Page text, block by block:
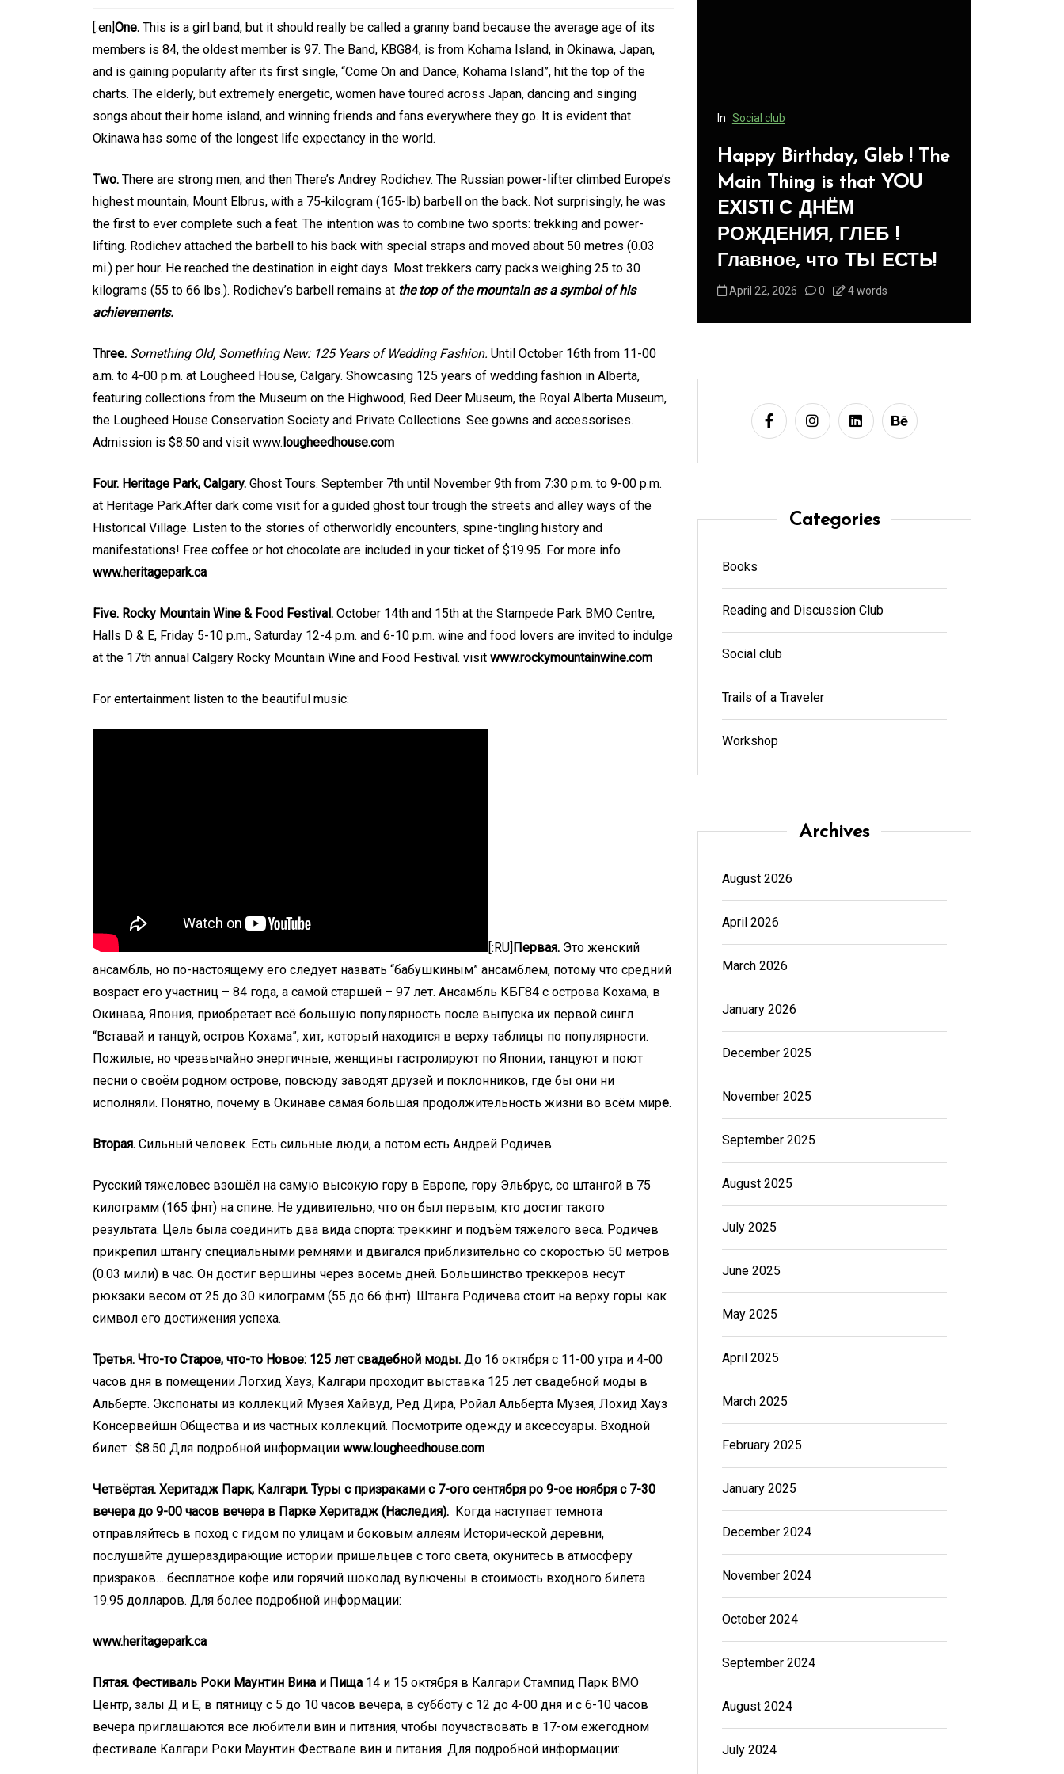
[:en] One. This is a girl band, but it should really be called a granny band because the average age of its
members is 84, the oldest member is 97. The Band, KBG84, is from Kohama Island, in Okinawa, Japan,
and is gaining popularity after its first single, “Come On and Dance, Kohama Island”, hit the top of the
charts. The elderly, but extremely energetic, women have toured across Japan, dancing and singing
songs about their home island, and winning friends and fans everywhere they go. It is evident that
Okinawa has some of the longest life expectancy in the world.
Two. There are strong men, and then There’s Andrey Rodichev. The Russian power-lifter climbed Europe’s
highest mountain, Mount Elbrus, with a 75-kilogram (165-lb) barbell on the back. Not surprisingly, he was
the first to ever complete such a feat. The intention was to combine two sports: trekking and power-
lifting. Rodichev attached the barbell to his back with special straps and moved about 50 metres (0.03
mi.) per hour. He reached the destination in eight days. Most trekkers carry packs weighing 25 to 30
kilograms (55 to 66 lbs.). Rodichev’s barbell remains at the top of the mountain as a symbol of his
achievements.
Three. Something Old, Something New: 125 Years of Wedding Fashion. Until October 16th from 11-00
a.m. to 4-00 p.m. at Lougheed House, Calgary. Showcasing 125 years of wedding fashion in Alberta,
featuring collections from the Museum on the Highwood, Red Deer Museum, the Royal Alberta Museum,
the Lougheed House Conservation Society and Private Collections. See gowns and accessorises.
Admission is $8.50 and visit www. lougheedhouse.com
Four. Heritage Park, Calgary. Ghost Tours. September 7th until November 9th from 7:30 p.m. to 9-00 p.m.
at Heritage Park.After dark come visit for a guided ghost tour trough the streets and alley ways of the
Historical Village. Listen to the stories of otherworldly encounters, spine-tingling history and
manifestations! Free coffee or hot chocolate are included in your ticket of $19.95. For more info
www.heritagepark.ca
Five. Rocky Mountain Wine & Food Festival. October 14th and 15th at the Stampede Park BMO Centre,
Halls D & E, Friday 5-10 p.m., Saturday 12-4 p.m. and 6-10 p.m. wine and food lovers are invited to indulge
at the 17th annual Calgary Rocky Mountain Wine and Food Festival. visit www.rockymountainwine.com
For entertainment listen to the beautiful music:
[:RU] Первая. Это женский
ансамбль, но по-настоящему его следует назвать “бабушкиным” ансамблем, потому что средний
возраст его участниц – 84 года, а самой старшей – 97 лет. Ансамбль КБГ84 с острова Кохама, в
Окинава, Япония, приобретает всё большую популярность после выпуска их первой сингл
“Вставай и танцуй, остров Кохама”, хит, который находится в верху таблицы по популярности.
Пожилые, но чрезвычайно энергичные, женщины гастролируют по Японии, танцуют и поют
песни о своём родном острове, повсюду заводят друзей и поклонников, где бы они ни
исполняли. Понятно, почему в Окинаве самая большая продолжительность жизни во всём мире.
Вторая. Сильный человек. Есть сильные люди, а потом есть Андрей Родичев.
Русский тяжеловес взошёл на самую высокую гору в Европе, гору Эльбрус, со штангой в 75
килограмм (165 фнт) на спине. Не удивительно, что он был первым, кто достиг такого
результата. Цель была соединить два вида спорта: треккинг и подъём тяжелого веса. Родичев
прикрепил штангу специальными ремнями и двигался приблизительно со скоростью 50 метров
(0.03 мили) в час. Он достиг вершины через восемь дней. Большинство треккеров несут
рюкзаки весом от 25 до 30 килограмм (55 до 66 фнт). Штанга Родичева стоит на верху горы как
символ его достижения успеха.
Третья. Что-то Старое, что-то Новое: 125 лет свадебной моды. До 16 октября с 11-00 утра и 4-00
часов дня в помещении Логхид Хауз, Калгари проходит выставка 125 лет свадебной моды в
Альберте. Экспонаты из коллекций Музея Хайвуд, Ред Дира, Ройал Альберта Музея, Лохид Хауз
Консервейшн Общества и из частных коллекций. Посмотрите одежду и аксессуары. Входной
билет : $8.50 Для подробной информации www.lougheedhouse.com
Четвёртая. Херитадж Парк, Калгари. Туры с призраками с 7-ого сентября ро 9-ое ноября с 7-30
вечера до 9-00 часов вечера в Парке Херитадж (Наследия). Когда наступает темнота
отправляйтесь в поход с гидом по улицам и боковым аллеям Исторической деревни,
послушайте душераздирающие истории пришельцев с того света, окунитесь в атмосферу
призраков… бесплатное кофе или горячий шоколад вулючены в стоимость входного билета
19.95 долларов. Для более подробной информации:
www.heritagepark.ca
Пятая. Фестиваль Роки Маунтин Вина и Пища 14 и 15 октября в Калгари Стампид Парк ВМО
Центр, залы Д и Е, в пятницу с 5 до 10 часов вечера, в субботу с 12 до 4-00 дня и с 6-10 часов
вечера приглашаются все любители вин и питания, чтобы поучаствовать в 17-ом ежегодном
фестивале Калгари Роки Маунтин Фествале вин и питания. Для подробной информации:
In Social club
Main Thing is that YOU
EXIST! С ДНЁМ
РОЖДЕНИЯ, ГЛЕБ !
Главное, что ТЫ ЕСТЬ!
April 22, 2026 0 4 words
Panegyric to Domestic Pets
-Панегирик Домашним
Животным!
August 1, 2026 0 3 words
Social club
Happy Birthday, Gleb ! The
Main Thing is that YOU
EXIST! С ДНЁМ
РОЖДЕНИЯ, ГЛЕБ !
Главное, что ТЫ ЕСТЬ!
April 22, 2026 0 4 words
Categories
Books
Reading and Discussion Club
Social club
Trails of a Traveler
Workshop
Archives
August 2026
April 2026
March 2026
January 2026
December 2025
November 2025
September 2025
August 2025
July 2025
June 2025
May 2025
April 2025
March 2025
February 2025
January 2025
December 2024
November 2024
October 2024
September 2024
August 2024
July 2024